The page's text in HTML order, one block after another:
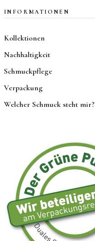
INFORMATIONEN
Kollektionen
Nachhaltigkeit
Schmuckpflege
Verpackung
Welcher Schmuck steht mir?